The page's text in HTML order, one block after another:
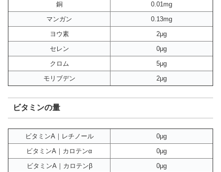
銅
0.01mg
マンガン
0.13mg
ヨウ素
2μg
セレン
0μg
クロム
5μg
モリブデン
2μg
ビタミンの量
ビタミンA｜レチノール
0μg
ビタミンA｜カロテンα
0μg
ビタミンA｜カロテンβ
0μg